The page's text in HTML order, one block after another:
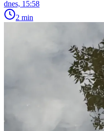
dnes, 15:58
2 min